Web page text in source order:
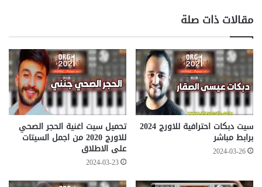
مقالات ذات صلة
سيت دبكات احترافية للاورج 2024
برابط مباشر
2024-03-26
تحميل سيت اغنية الحجر الصحي
للاورج 2020 من اجمل السيتات
على الاطلاق
2024-03-23